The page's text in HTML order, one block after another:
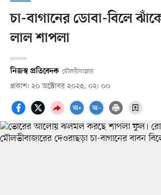
চা-বাগানের ডোবা-বিলে
লাল শাপলা
নিজস্ব প্রতিবেদক মৌলভীবাজার
প্রকাশ: ২০ অক্টোবর ২০২৫, ০২: ০০